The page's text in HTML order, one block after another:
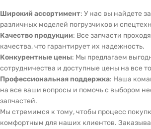
Широкий ассортимент: У нас вы найдете
различных моделей погрузчиков и
Качество продукции: Все запчасти
качества, что гарантирует их надежность.
Конкурентные цены: Мы предлагаем
сотрудничества и доступные цены на все
Профессиональная поддержка: Наша
на все ваши вопросы и помочь с выбором
запчастей.
Мы стремимся к тому, чтобы процесс
комфортным для наших клиентов.